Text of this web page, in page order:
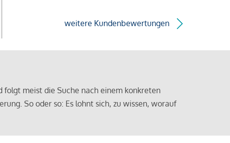
weitere Kundenbewertungen
meist die Suche nach einem konkreten
So oder so: Es lohnt sich, zu wissen, worauf